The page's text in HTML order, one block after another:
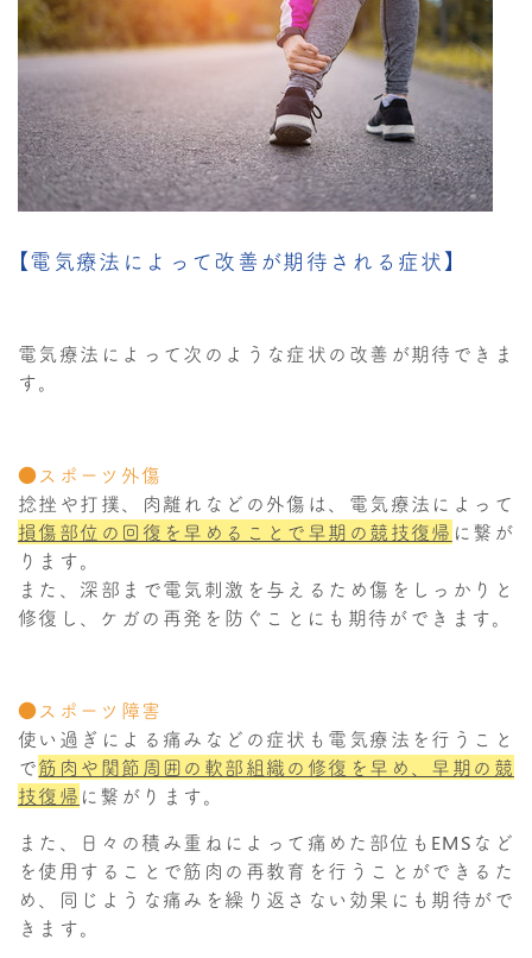
【電気療法によって改善が期待される症状】
電気療法によって次のような症状の改善が期待できま
す。
●スポーツ外傷
捻挫や打撲、肉離れなどの外傷は、電気療法によって
損傷部位の回復を早めることで早期の競技復帰 に繋が
ります。
また、深部まで電気刺激を与えるため傷をしっかりと
修復し、ケガの再発を防ぐことにも期待ができます。
●スポーツ障害
使い過ぎによる痛みなどの症状も電気療法を行うこと
で筋肉や関節周囲の軟部組織の修復を早め、早期の競
技復帰 に繋がります。
また、日々の積み重ねによって痛めた部位もEMSなど
を使用することで筋肉の再教育を行うことができるた
め、同じような痛みを繰り返さない効果にも期待がで
きます。